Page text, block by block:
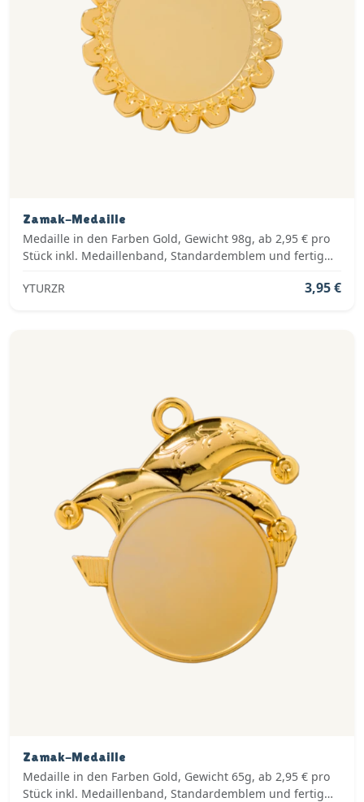
Zamak-Medaille
Medaille in den Farben Gold, Gewicht 98g, ab 2,95 € pro
Stück inkl. Medaillenband, Standardemblem und fertig
YTURZR
3,95 €
Zamak-Medaille
Medaille in den Farben Gold, Gewicht 65g, ab 2,95 € pro
Stück inkl. Medaillenband, Standardemblem und fertig